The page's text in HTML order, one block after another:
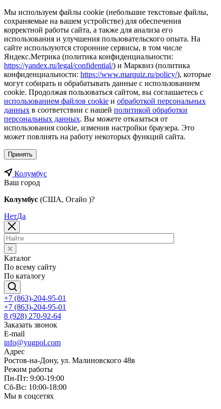
Мы используем файлы cookie (небольшие текстовые файлы,
сохраняемые на вашем устройстве) для обеспечения
корректной работы сайта, а также для анализа его
использования и улучшения пользовательского опыта. На
сайте используются сторонние сервисы, в том числе
Яндекс.Метрика (политика конфиденциальности:
https://yandex.ru/legal/confidential/) и Марквиз (политика
конфиденциальности: https://www.marquiz.ru/policy/), которые
могут собирать и обрабатывать данные с использованием
cookie. Продолжая пользоваться сайтом, вы соглашаетесь с
использованием файлов cookie и обработкой персональных
данных в соответствии с нашей политикой обработки
персональных данных. Вы можете отказаться от
использования cookie, изменив настройки браузера. Это
может повлиять на работу некоторых функций сайта.
Принять
Колумбус
Ваш город
Колумбус (США, Огайо )?
НетДа
Каталог
По всему сайту
По каталогу
+7 (863)-204-95-01
+7 (863)-204-95-01
8 (928) 270-92-64
Заказать звонок
E-mail
info@yugpol.com
Адрес
Ростов-на-Дону, ул. Малиновского 48в
Режим работы
Пн-Пт: 9:00-19:00
Cб-Вс: 10:00-18:00
Мы в соцсетях